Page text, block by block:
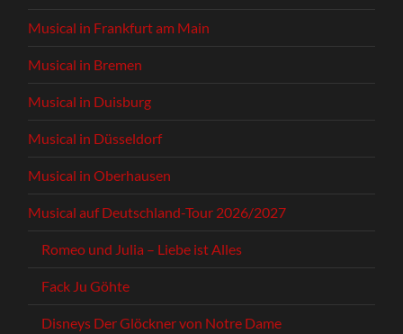
Musical in Frankfurt am Main
Musical in Bremen
Musical in Duisburg
Musical in Düsseldorf
Musical in Oberhausen
Musical auf Deutschland-Tour 2026/2027
Romeo und Julia – Liebe ist Alles
Fack Ju Göhte
Disneys Der Glöckner von Notre Dame